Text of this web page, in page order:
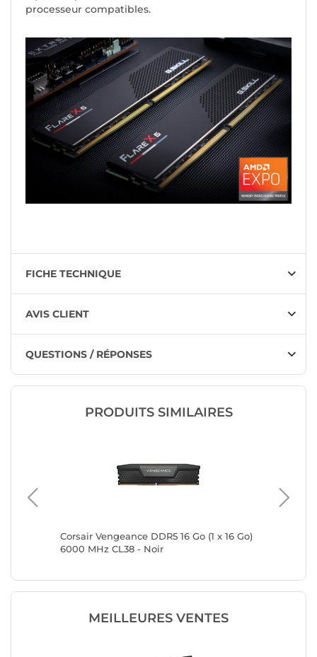
processeur compatibles.
FICHE TECHNIQUE
AVIS CLIENT
QUESTIONS / RÉPONSES
PRODUITS SIMILAIRES
Corsair Vengeance DDR5 16 Go (1 x 16 Go)
6000 MHz CL38 - Noir
MEILLEURES VENTES